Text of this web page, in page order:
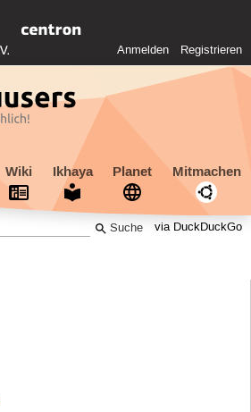
Anmelden Registrieren
Wiki Ikhaya Planet Mitmachen
via DuckDuckGo